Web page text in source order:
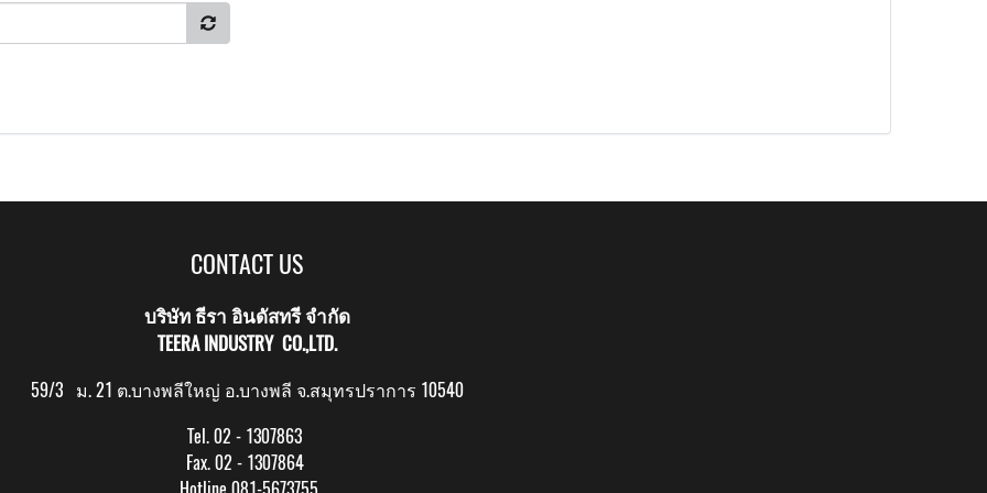
CONTACT US
บริษัท ธีรา อินดัสทรี จำกัด
TEERA INDUSTRY CO.,LTD.
59/3 ม. 21 ต.บางพลีใหญ่ อ.บางพลี จ.สมุทรปราการ 10540
Tel. 02 - 1307863
Fax. 02 - 1307864